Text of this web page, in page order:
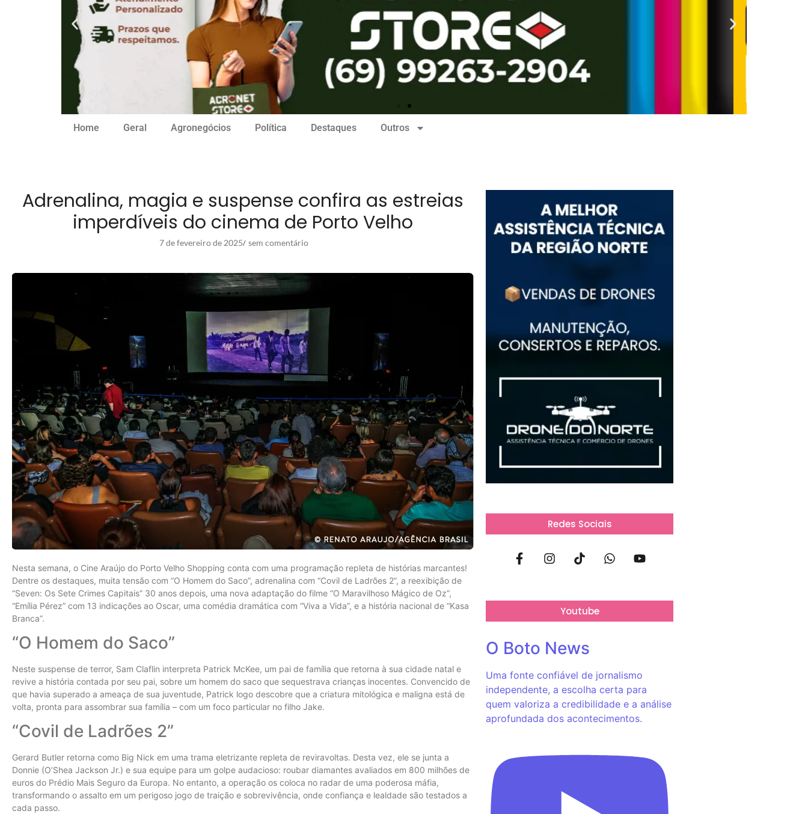
Home Geral Agronegócios Política Destaques Outros
Adrenalina, magia e suspense confira as estreias
imperdíveis do cinema de Porto Velho
7 de fevereiro de 2025/ sem comentário
Nesta semana, o Cine Araújo do Porto Velho Shopping conta com uma programação repleta de histórias marcantes!
Dentre os destaques, muita tensão com “O Homem do Saco”, adrenalina com “Covil de Ladrões 2”, a reexibição de
“Seven: Os Sete Crimes Capitais” 30 anos depois, uma nova adaptação do filme “O Maravilhoso Mágico de Oz”,
“Emília Pérez” com 13 indicações ao Oscar, uma comédia dramática com “Viva a Vida”, e a história nacional de “Kasa
Branca”.
“O Homem do Saco”
Neste suspense de terror, Sam Claflin interpreta Patrick McKee, um pai de família que retorna à sua cidade natal e
revive a história contada por seu pai, sobre um homem do saco que sequestrava crianças inocentes. Convencido de
que havia superado a ameaça de sua juventude, Patrick logo descobre que a criatura mitológica e maligna está de
volta, pronta para assombrar sua família – com um foco particular no filho Jake.
“Covil de Ladrões 2”
Gerard Butler retorna como Big Nick em uma trama eletrizante repleta de reviravoltas. Desta vez, ele se junta a
Donnie (O’Shea Jackson Jr.) e sua equipe para um golpe audacioso: roubar diamantes avaliados em 800 milhões de
euros do Prédio Mais Seguro da Europa. No entanto, a operação os coloca no radar de uma poderosa máfia,
transformando o assalto em um perigoso jogo de traição e sobrevivência, onde confiança e lealdade são testados a
cada passo.
Redes Sociais
Youtube
O Boto News
Uma fonte confiável de jornalismo
independente, a escolha certa para
quem valoriza a credibilidade e a análise
aprofundada dos acontecimentos.